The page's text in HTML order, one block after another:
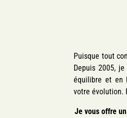
Puisque tout
Depuis 2005,
équilibre et en
votre évolution.
Je vous offre